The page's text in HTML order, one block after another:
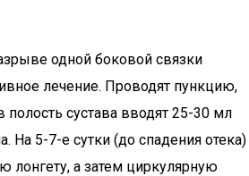
одной боковой связки
лечение. Проводят пункцию,
полость сустава вводят 25-30 мл
На 5-7-е сутки (до спадения отека)
лонгету, а затем циркулярную